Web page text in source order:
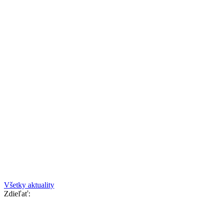
Všetky aktuality
Zdieľať: